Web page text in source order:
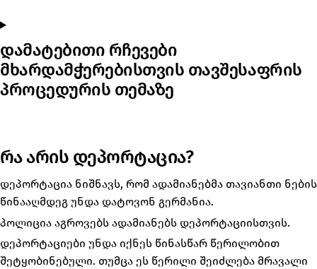
დამატებითი რჩევები
მხარდამჭერებისთვის თავშესაფრის
პროცედურის თემაზე
რა არის დეპორტაცია?
დეპორტაცია ნიშნავს, რომ ადამიანებმა თავიანთი ნების
წინააღმდეგ უნდა დატოვონ გერმანია.
პოლიცია აგროვებს ადამიანებს დეპორტაციისთვის.
დეპორტაციები უნდა იქნეს წინასწარ წერილობით
შეტყობინებული. თუმცა ეს წერილი შეიძლება მრავალი